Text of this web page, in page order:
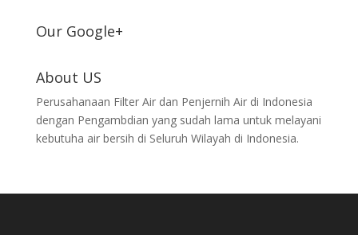
Our Google+
About US
Perusahanaan Filter Air dan Penjernih Air di Indonesia
dengan Pengambdian yang sudah lama untuk melayani
kebutuha air bersih di Seluruh Wilayah di Indonesia.